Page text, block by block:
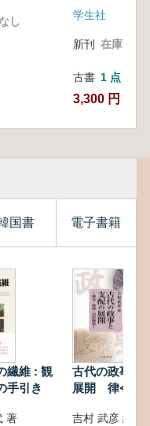
し
学生社
新刊 在庫なし
古書 1 点
3,300 円
国書 電子書籍
繊維 : 観
手引き
著
古代の政事と
展開 律令・
吉村 武彦 編集